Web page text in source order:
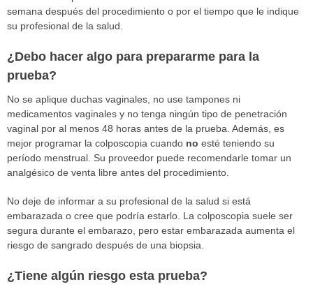
semana después del procedimiento o por el tiempo que le indique
su profesional de la salud.
¿Debo hacer algo para prepararme para la
prueba?
No se aplique duchas vaginales, no use tampones ni
medicamentos vaginales y no tenga ningún tipo de penetración
vaginal por al menos 48 horas antes de la prueba. Además, es
mejor programar la colposcopia cuando no esté teniendo su
período menstrual. Su proveedor puede recomendarle tomar un
analgésico de venta libre antes del procedimiento.
No deje de informar a su profesional de la salud si está
embarazada o cree que podría estarlo. La colposcopia suele ser
segura durante el embarazo, pero estar embarazada aumenta el
riesgo de sangrado después de una biopsia.
¿Tiene algún riesgo esta prueba?